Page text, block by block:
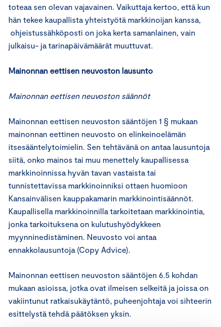
toteaa sen olevan vajavainen. Vaikuttaja kertoo, että kun
hän tekee kaupallista yhteistyötä markkinoijan kanssa,
ohjeistussähköposti on joka kerta samanlainen, vain
julkaisu- ja tarinapäivämäärät muuttuvat.
Mainonnan eettisen neuvoston lausunto
Mainonnan eettisen neuvoston säännöt
Mainonnan eettisen neuvoston sääntöjen 1 § mukaan
mainonnan eettinen neuvosto on elinkeinoelämän
itsesääntelytoimielin. Sen tehtävänä on antaa lausuntoja
siitä, onko mainos tai muu menettely kaupallisessa
markkinoinnissa hyvän tavan vastaista tai
tunnistettavissa markkinoinniksi ottaen huomioon
Kansainvälisen kauppakamarin markkinointisäännöt.
Kaupallisella markkinoinnilla tarkoitetaan markkinointia,
jonka tarkoituksena on kulutushyödykkeen
myynninedistäminen. Neuvosto voi antaa
ennakkolausuntoja (Copy Advice).
Mainonnan eettisen neuvoston sääntöjen 6.5 kohdan
mukaan asioissa, jotka ovat ilmeisen selkeitä ja joissa on
vakiintunut ratkaisukäytäntö, puheenjohtaja voi sihteerin
esittelystä tehdä päätöksen yksin.